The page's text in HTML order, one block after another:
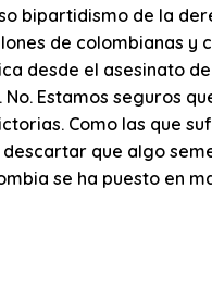
bipartidismo de la
de colombianas y
desde el asesinato
Estamos seguros
Como las que
descartar que algo
se ha puesto en